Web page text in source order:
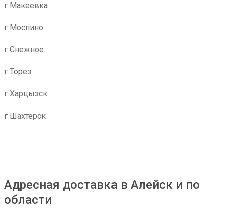
г Макеевка
г Моспино
г Снежное
г Торез
г Харцызск
г Шахтерск
Адресная доставка в Алейск и по
области